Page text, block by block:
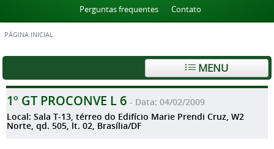
Perguntas frequentes Contato
PÁGINA INICIAL
MENU
1º GT PROCONVE L 6 - Data: 04/02/2009
Local: Sala T-13, térreo do Edifício Marie Prendi Cruz, W2
Norte, qd. 505, lt. 02, Brasília/DF